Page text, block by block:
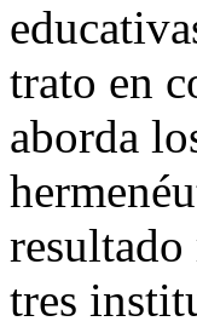
trato en
aborda
resultado
tres